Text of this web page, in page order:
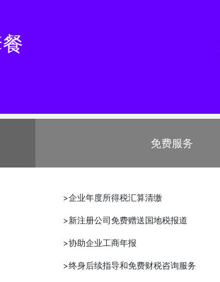
免费服务
>企业年度所得税汇算清缴
>新注册公司免费赠送国地税报道
>协助企业工商年报
>终身后续指导和免费财税咨询服务